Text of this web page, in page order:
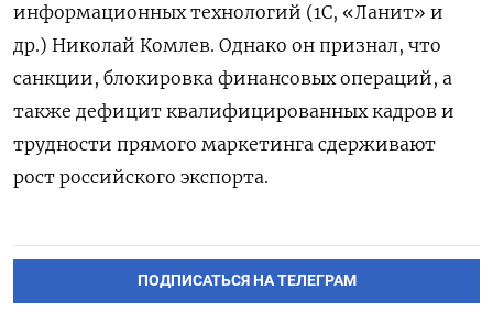
информационных технологий (1С, «Ланит» и
др.) Николай Комлев. Однако он признал, что
санкции, блокировка финансовых операций, а
также дефицит квалифицированных кадров и
трудности прямого маркетинга сдерживают
рост российского экспорта.
ПОДПИСАТЬСЯ НА ТЕЛЕГРАМ